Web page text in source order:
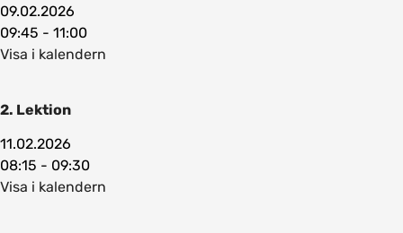
09.02.2026
09:45 - 11:00
Visa i kalendern
2. Lektion
11.02.2026
08:15 - 09:30
Visa i kalendern